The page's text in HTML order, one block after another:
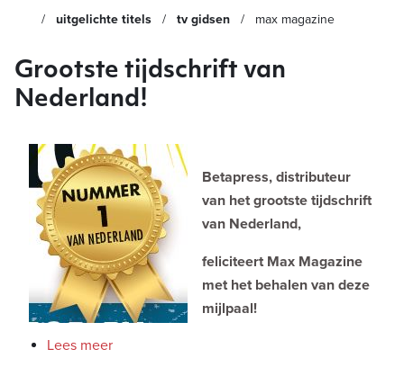
uitgelichte titels tv gidsen max magazine
Grootste tijdschrift van
Nederland!
Betapress, distributeur
van het grootste tijdschrift
van Nederland,
feliciteert Max Magazine
met het behalen van deze
mijlpaal!
Lees meer